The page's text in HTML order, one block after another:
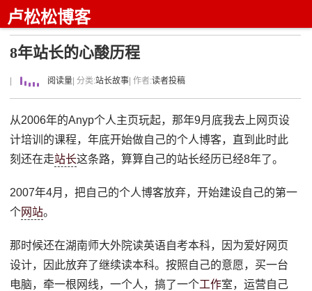
卢松松博客
8年站长的心酸历程
阅读量 | 分类:站长故事 | 作者:读者投稿
从2006年的Anyp个人主页玩起，那年9月底我去上网页设
计培训的课程，年底开始做自己的个人博客，直到此时此
刻还在走站长这条路，算算自己的站长经历已经8年了。
2007年4月，把自己的个人博客放弃，开始建设自己的第一
个网站。
那时候还在湖南师大外院读英语自考本科，因为爱好网页
设计，因此放弃了继续读本科。按照自己的意愿，买一台
电脑，牵一根网线，一个人，搞了一个工作室，运营自己